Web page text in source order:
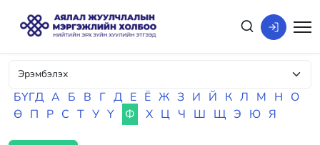
БҮГД А Б В Г Д Е Ё Ж З И Й К Л М Н О
Ө П Р С Т У Ү Ф Х Ц Ч Ш Щ Э Ю Я